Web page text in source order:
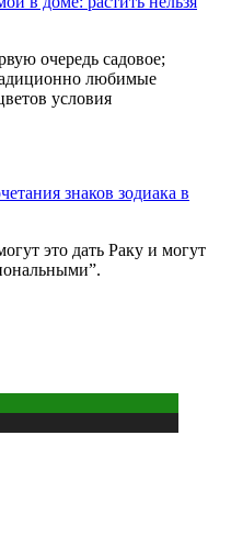
очередь садовое;
любимые
условия
знаков зодиака в
это дать Раку и могут